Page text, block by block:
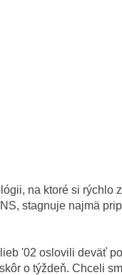
na ktoré si
stagnuje najmä
'02 oslovili deväť
o týždeň. Chceli